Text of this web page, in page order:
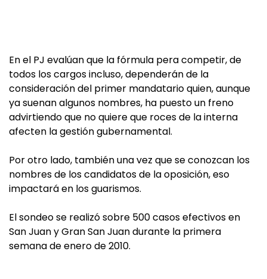
En el PJ evalúan que la fórmula pera competir, de
todos los cargos incluso, dependerán de la
consideración del primer mandatario quien, aunque
ya suenan algunos nombres, ha puesto un freno
advirtiendo que no quiere que roces de la interna
afecten la gestión gubernamental.
Por otro lado, también una vez que se conozcan los
nombres de los candidatos de la oposición, eso
impactará en los guarismos.
El sondeo se realizó sobre 500 casos efectivos en
San Juan y Gran San Juan durante la primera
semana de enero de 2010.